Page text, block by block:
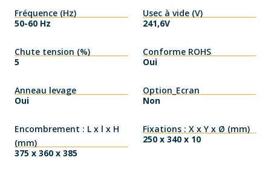
Fréquence (Hz)
50-60 Hz
Usec à vide (V)
241,6V
Chute tension (%)
5
Conforme ROHS
Oui
Anneau levage
Oui
Option_Ecran
Non
Encombrement : L x l x H
(mm)
375 x 360 x 385
Fixations : X x Y x Ø (mm)
250 x 340 x 10